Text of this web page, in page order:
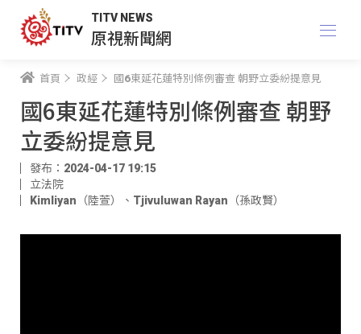
TITV NEWS
原視新聞網
首頁 政經 國6東延花蓮特別條例審查 朝野立委紛提意見
國6東延花蓮特別條例審查 朝野
立委紛提意見
發布：2024-04-17 19:15
立法院
Kimliyan（陸萱）
、 Tjivuluwan Rayan（孫政賢）